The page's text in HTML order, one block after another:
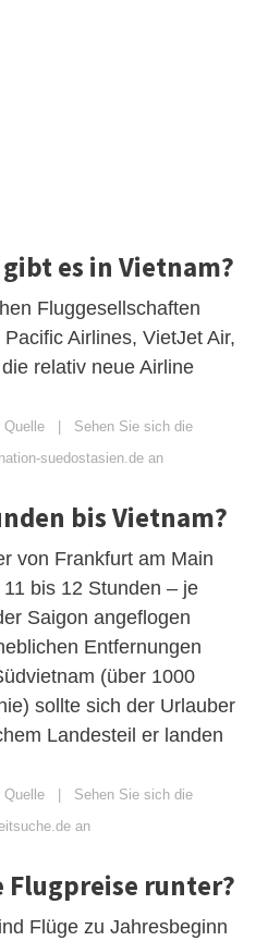
es in Vietnam?
Fluggesellschaften
Airlines, VietJet Air,
relativ neue Airline
Quelle | Sehen Sie sich die
suedostasien.de an
bis Vietnam?
von Frankfurt am Main
bis 12 Stunden – je
Saigon angeflogen
Entfernungen
(über 1000
sollte sich der Urlauber
Landesteil er landen
Quelle | Sehen Sie sich die
an
Flugpreise runter?
Flüge zu Jahresbeginn